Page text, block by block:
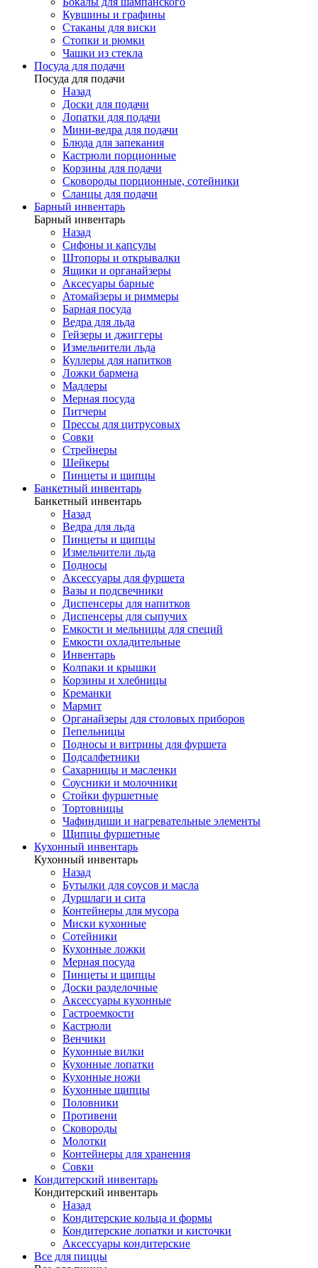
Кувшины и графины
Стаканы для виски
Стопки и рюмки
Чашки из стекла
Посуда для подачи
Посуда для подачи
Назад
Доски для подачи
Лопатки для подачи
Мини-ведра для подачи
Блюда для запекания
Кастрюли порционные
Корзины для подачи
Сковороды порционные, сотейники
Сланцы для подачи
Барный инвентарь
Барный инвентарь
Назад
Сифоны и капсулы
Штопоры и открывалки
Ящики и органайзеры
Аксесуары барные
Атомайзеры и риммеры
Барная посуда
Ведра для льда
Гейзеры и джиггеры
Измельчители льда
Куллеры для напитков
Ложки бармена
Мадлеры
Мерная посуда
Питчеры
Прессы для цитрусовых
Совки
Стрейнеры
Шейкеры
Пинцеты и щипцы
Банкетный инвентарь
Банкетный инвентарь
Назад
Ведра для льда
Пинцеты и щипцы
Измельчители льда
Подносы
Аксессуары для фуршета
Вазы и подсвечники
Диспенсеры для напитков
Диспенсеры для сыпучих
Емкости и мельницы для специй
Емкости охладительные
Инвентарь
Колпаки и крышки
Корзины и хлебницы
Креманки
Мармит
Органайзеры для столовых приборов
Пепельницы
Подносы и витрины для фуршета
Подсалфетники
Сахарницы и масленки
Соусники и молочники
Стойки фуршетные
Тортовницы
Чафиндиши и нагревательные элементы
Щипцы фуршетные
Кухонный инвентарь
Кухонный инвентарь
Назад
Бутылки для соусов и масла
Дуршлаги и сита
Контейнеры для мусора
Миски кухонные
Сотейники
Кухонные ложки
Мерная посуда
Пинцеты и щипцы
Доски разделочные
Аксессуары кухонные
Гастроемкости
Кастрюли
Венчики
Кухонные вилки
Кухонные лопатки
Кухонные ножи
Кухонные щипцы
Половники
Противени
Сковороды
Молотки
Контейнеры для хранения
Совки
Кондитерский инвентарь
Кондитерский инвентарь
Назад
Кондитерские кольца и формы
Кондитерские лопатки и кисточки
Аксессуары кондитерские
Все для пиццы